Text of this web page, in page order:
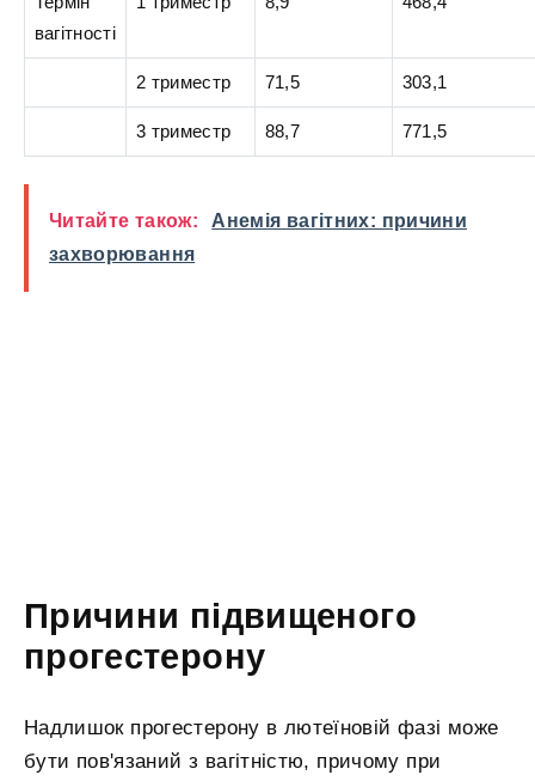
вагітності
2 триместр 71,5 303,1
3 триместр 88,7 771,5
Читайте також:
Анемія вагітних: причини
захворювання
Причини підвищеного
прогестерону
Надлишок прогестерону в лютеїновій фазі може
бути пов'язаний з вагітністю, причому при